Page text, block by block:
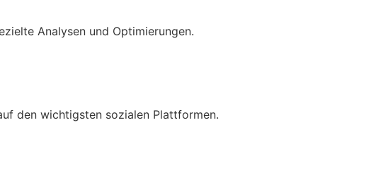
Analysen und Optimierungen.
den wichtigsten sozialen Plattformen.